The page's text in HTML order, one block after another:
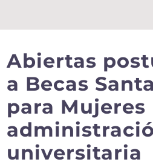
Abiertas
a Becas
para Mujeres
universitaria